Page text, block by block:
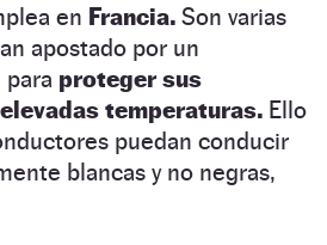
en Francia. Son varias
apostado por un
proteger sus
elevadas temperaturas. Ello
puedan conducir
blancas y no negras,